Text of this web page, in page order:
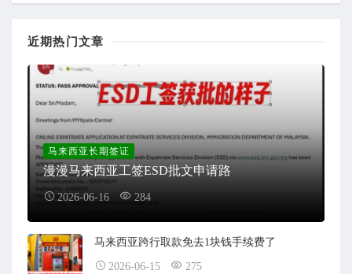
近期热门文章
马来西亚长期签证
漫漫马来西亚工签ESD批文申请路
2026-06-16 284
马来西亚跨行取款免去1块钱手续费了
2026-06-15 275